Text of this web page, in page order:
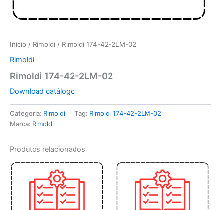
Início / Rimoldi / Rimoldi 174-42-2LM-02
Rimoldi
Rimoldi 174-42-2LM-02
Download catálogo
Categoria: Rimoldi Tag: Rimoldi 174-42-2LM-02
Marca: Rimoldi
Produtos relacionados